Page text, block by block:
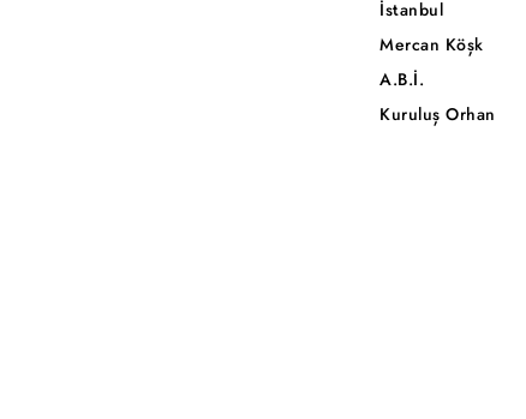
İstanbul
Mercan Köşk
A.B.İ.
Kuruluş Orhan